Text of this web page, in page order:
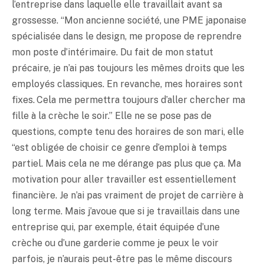
l’entreprise dans laquelle elle travaillait avant sa
grossesse. “Mon ancienne société, une PME japonaise
spécialisée dans le design, me propose de reprendre
mon poste d’intérimaire. Du fait de mon statut
précaire, je n’ai pas toujours les mêmes droits que les
employés classiques. En revanche, mes horaires sont
fixes. Cela me permettra toujours d’aller chercher ma
fille à la crèche le soir.” Elle ne se pose pas de
questions, compte tenu des horaires de son mari, elle
“est obligée de choisir ce genre d’emploi à temps
partiel. Mais cela ne me dérange pas plus que ça. Ma
motivation pour aller travailler est essentiellement
financière. Je n’ai pas vraiment de projet de carrière à
long terme. Mais j’avoue que si je travaillais dans une
entreprise qui, par exemple, était équipée d’une
crèche ou d’une garderie comme je peux le voir
parfois, je n’aurais peut-être pas le même discours